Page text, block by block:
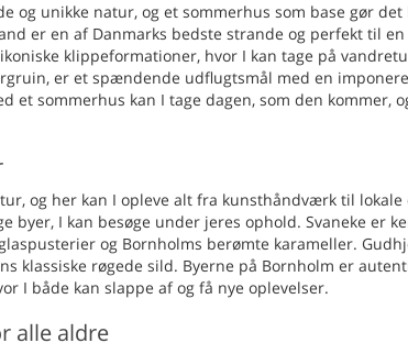
og unikke natur, og et sommerhus som base gør
er en af Danmarks bedste strande og perfekt til
klippeformationer, hvor I kan tage på
er et spændende udflugtsmål med en
et sommerhus kan I tage dagen, som den kommer,
og her kan I opleve alt fra kunsthåndværk til lokale
byer, I kan besøge under jeres ophold. Svaneke er
og Bornholms berømte karameller.
klassiske røgede sild. Byerne på Bornholm er
I både kan slappe af og få nye oplevelser.
alle aldre